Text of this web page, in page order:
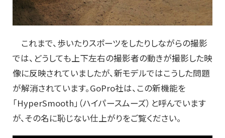
これまで、歩いたりスポーツをしたりしながらの撮影
では、どうしても上下左右の撮影者の動きが撮影した映
像に反映されていましたが、新モデルではこうした問題
が解消されています。GoPro社は、この新機能を
「HyperSmooth」（ハイパースムーズ）と呼んでいます
が、その名に恥じない仕上がりをご覧ください。